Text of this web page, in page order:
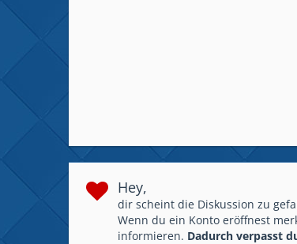
Hey,
dir scheint die Diskussion zu
Wenn du ein Konto eröffnest
informieren. Dadurch verpasst